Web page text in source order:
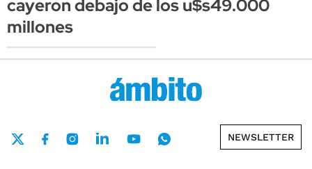
cayeron debajo de los u$s49.000
millones
NEWSLETTER